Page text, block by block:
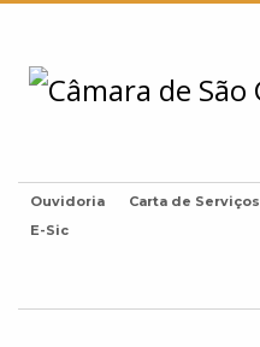
Ouvidoria Carta de Serviços
E-Sic